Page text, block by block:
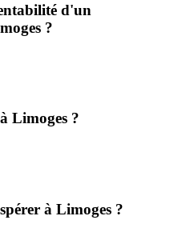
d'un
?
Limoges ?
à Limoges ?